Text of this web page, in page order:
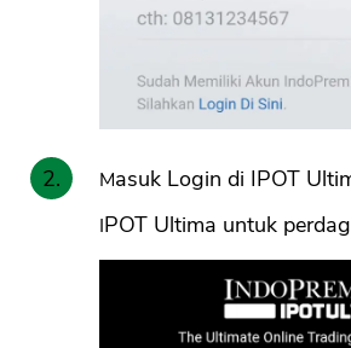
Masuk Login di IPOT
IPOT Ultima untuk